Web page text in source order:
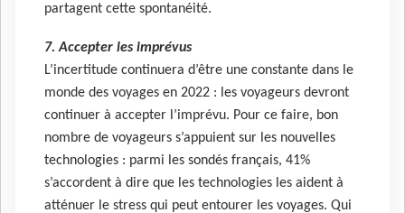
partagent cette spontanéité.
7. Accepter les imprévus
L’incertitude continuera d’être une constante dans le
monde des voyages en 2022 : les voyageurs devront
continuer à accepter l’imprévu. Pour ce faire, bon
nombre de voyageurs s’appuient sur les nouvelles
technologies : parmi les sondés français, 41%
s’accordent à dire que les technologies les aident à
atténuer le stress qui peut entourer les voyages. Qui